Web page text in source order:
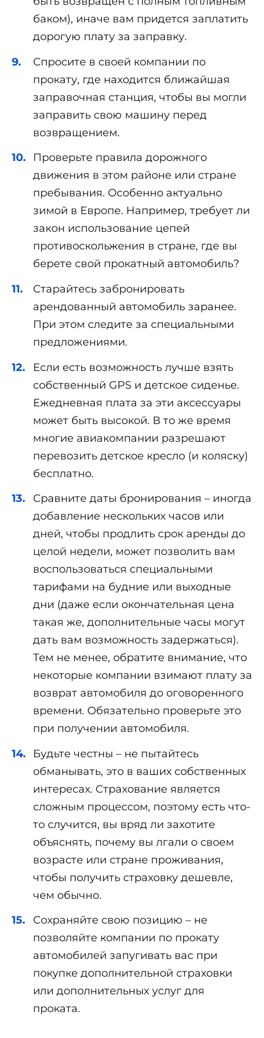
баком), иначе вам придется заплатить
дорогую плату за заправку.
Спросите в своей компании по
прокату, где находится ближайшая
заправочная станция, чтобы вы могли
заправить свою машину перед
возвращением.
Проверьте правила дорожного
движения в этом районе или стране
пребывания. Особенно актуально
зимой в Европе. Например, требует ли
закон использование цепей
противоскольжения в стране, где вы
берете свой прокатный автомобиль?
Старайтесь забронировать
арендованный автомобиль заранее.
При этом следите за специальными
предложениями.
Если есть возможность лучше взять
собственный GPS и детское сиденье.
Ежедневная плата за эти аксессуары
может быть высокой. В то же время
многие авиакомпании разрешают
перевозить детское кресло (и коляску)
бесплатно.
Сравните даты бронирования – иногда
добавление нескольких часов или
дней, чтобы продлить срок аренды до
целой недели, может позволить вам
воспользоваться специальными
тарифами на будние или выходные
дни (даже если окончательная цена
такая же, дополнительные часы могут
дать вам возможность задержаться).
Тем не менее, обратите внимание, что
некоторые компании взимают плату за
возврат автомобиля до оговоренного
времени. Обязательно проверьте это
при получении автомобиля.
Будьте честны – не пытайтесь
обманывать, это в ваших собственных
интересах. Страхование является
сложным процессом, поэтому есть что-
то случится, вы вряд ли захотите
объяснять, почему вы лгали о своем
возрасте или стране проживания,
чтобы получить страховку дешевле,
чем обычно.
Сохраняйте свою позицию – не
позволяйте компании по прокату
автомобилей запугивать вас при
покупке дополнительной страховки
или дополнительных услуг для
проката.